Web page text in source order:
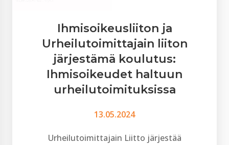
Ihmisoikeusliiton ja
Urheilutoimittajain liiton
järjestämä koulutus:
Ihmisoikeudet haltuun
urheilutoimituksissa
13.05.2024
Urheilutoimittajain Liitto järjestää